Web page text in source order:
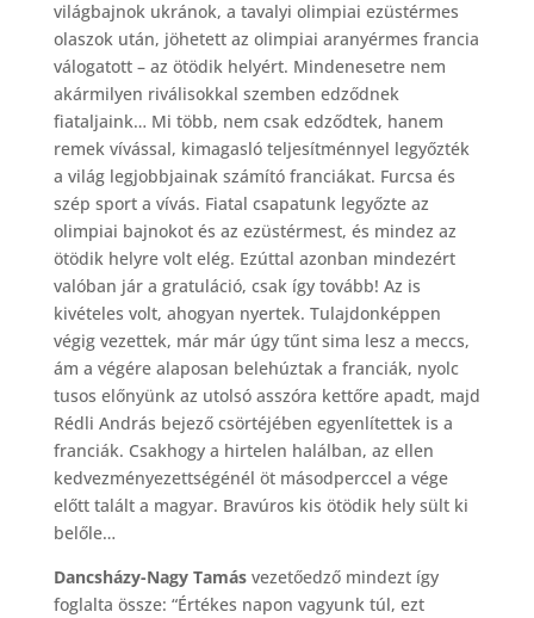
világbajnok ukránok, a tavalyi olimpiai ezüstérmes
olaszok után, jöhetett az olimpiai aranyérmes francia
válogatott – az ötödik helyért. Mindenesetre nem
akármilyen riválisokkal szemben edződnek
fiataljaink… Mi több, nem csak edződtek, hanem
remek vívással, kimagasló teljesítménnyel legyőzték
a világ legjobbjainak számító franciákat. Furcsa és
szép sport a vívás. Fiatal csapatunk legyőzte az
olimpiai bajnokot és az ezüstérmest, és mindez az
ötödik helyre volt elég. Ezúttal azonban mindezért
valóban jár a gratuláció, csak így tovább! Az is
kivételes volt, ahogyan nyertek. Tulajdonképpen
végig vezettek, már már úgy tűnt sima lesz a meccs,
ám a végére alaposan belehúztak a franciák, nyolc
tusos előnyünk az utolsó asszóra kettőre apadt, majd
Rédli András bejező csörtéjében egyenlítettek is a
franciák. Csakhogy a hirtelen halálban, az ellen
kedvezményezettségénél öt másodperccel a vége
előtt talált a magyar. Bravúros kis ötödik hely sült ki
belőle…
Dancsházy-Nagy Tamásvezetőedző mindezt így
foglalta össze: “Értékes napon vagyunk túl, ezt